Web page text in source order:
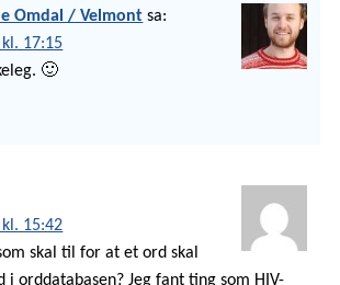
Omdal / Velmont sa:
17:15
🙂
15:42
skal til for at et ord skal
i orddatabasen? Jeg fant ting som HIV-